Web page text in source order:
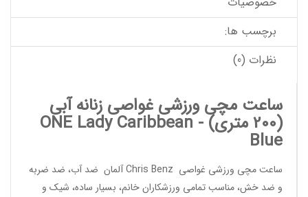
برچسب ها:
نظرات (0)
ساعت مچی ورزشی غواصی زنانه آبی
(200 متری) - ONE LadyCaribbean
Blue
ساعت مچی ورزشی غواصی Chris Benzآلمان ضد آب، ضد ضربه
و ضد خش، مناسب تمامی ورزشکاران خانم، بسیار ساده، شیک و